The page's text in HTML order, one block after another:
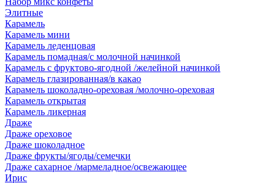
Элитные
Карамель
Карамель мини
Карамель леденцовая
Карамель помадная/с молочной начинкой
Карамель с фруктово-ягодной /желейной начинкой
Карамель глазированная/в какао
Карамель шоколадно-ореховая /молочно-ореховая
Карамель открытая
Карамель ликерная
Драже
Драже ореховое
Драже шоколадное
Драже фрукты/ягоды/семечки
Драже сахарное /мармеладное/освежающее
Ирис